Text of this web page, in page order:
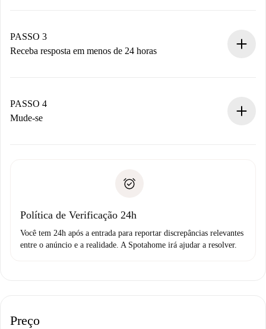
Não cobramos nada até que o proprietário confirme.
PASSO 3
Receba resposta em menos de 24 horas
proprietário.
Se recusada: não cobraremos nada e ofereceremos
Débito direto bancário
PASSO 4
Mude-se
não comunicar nenhum problema.
Política de Verificação 24h
Você tem 24h após a entrada para reportar discrepâncias relevantes
entre o anúncio e a realidade. A Spotahome irá ajudar a resolver.
Preço